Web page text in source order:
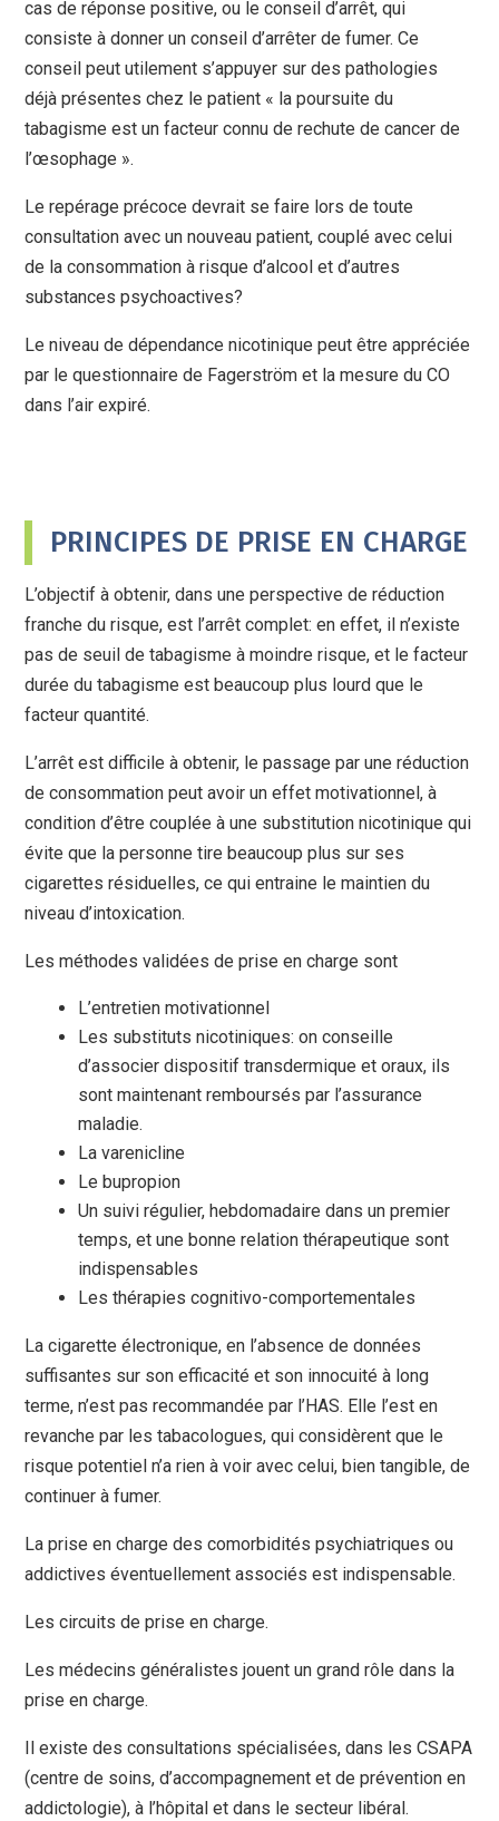
cas de réponse positive, ou le conseil d’arrêt, qui
consiste à donner un conseil d’arrêter de fumer. Ce
conseil peut utilement s’appuyer sur des pathologies
déjà présentes chez le patient « la poursuite du
tabagisme est un facteur connu de rechute de cancer de
l’œsophage ».
Le repérage précoce devrait se faire lors de toute
consultation avec un nouveau patient, couplé avec celui
de la consommation à risque d’alcool et d’autres
substances psychoactives?
Le niveau de dépendance nicotinique peut être appréciée
par le questionnaire de Fagerström et la mesure du CO
dans l’air expiré.
PRINCIPES DE PRISE EN CHARGE
L’objectif à obtenir, dans une perspective de réduction
franche du risque, est l’arrêt complet: en effet, il n’existe
pas de seuil de tabagisme à moindre risque, et le facteur
durée du tabagisme est beaucoup plus lourd que le
facteur quantité.
L’arrêt est difficile à obtenir, le passage par une réduction
de consommation peut avoir un effet motivationnel, à
condition d’être couplée à une substitution nicotinique qui
évite que la personne tire beaucoup plus sur ses
cigarettes résiduelles, ce qui entraine le maintien du
niveau d’intoxication.
Les méthodes validées de prise en charge sont
L’entretien motivationnel
Les substituts nicotiniques: on conseille
d’associer dispositif transdermique et oraux, ils
sont maintenant remboursés par l’assurance
maladie.
La varenicline
Le bupropion
Un suivi régulier, hebdomadaire dans un premier
temps, et une bonne relation thérapeutique sont
indispensables
Les thérapies cognitivo-comportementales
La cigarette électronique, en l’absence de données
suffisantes sur son efficacité et son innocuité à long
terme, n’est pas recommandée par l’HAS. Elle l’est en
revanche par les tabacologues, qui considèrent que le
risque potentiel n’a rien à voir avec celui, bien tangible, de
continuer à fumer.
La prise en charge des comorbidités psychiatriques ou
addictives éventuellement associés est indispensable.
Les circuits de prise en charge.
Les médecins généralistes jouent un grand rôle dans la
prise en charge.
Il existe des consultations spécialisées, dans les CSAPA
(centre de soins, d’accompagnement et de prévention en
addictologie), à l’hôpital et dans le secteur libéral.